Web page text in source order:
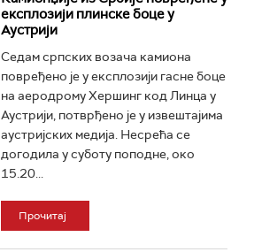
експлозији плинске боце у
Аустрији
Седам српских возача камиона
повређено је у експлозији гасне боце
на аеродрому Хершинг код Линца у
Аустрији, потврђено је у извештајима
аустријских медија. Несрећа се
догодила у суботу поподне, око
15.20...
Прочитај